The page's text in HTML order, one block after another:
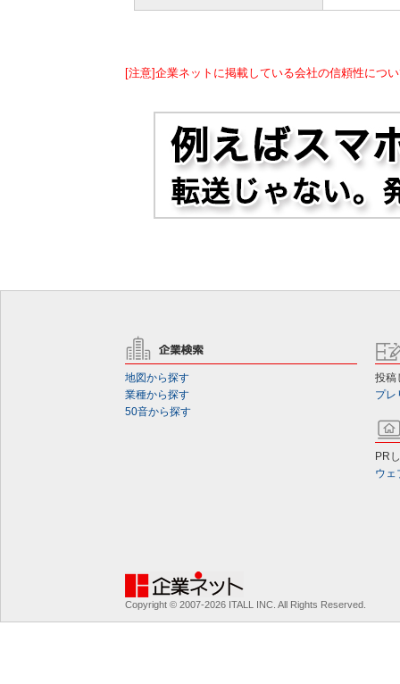
[注意]企業ネットに掲載している会社の信頼性につ
地図から探す
業種から探す
50音から探す
投稿
プレ
PR
ウェ
Copyright © 2007-2026 ITALL INC. All Rights Reserved.